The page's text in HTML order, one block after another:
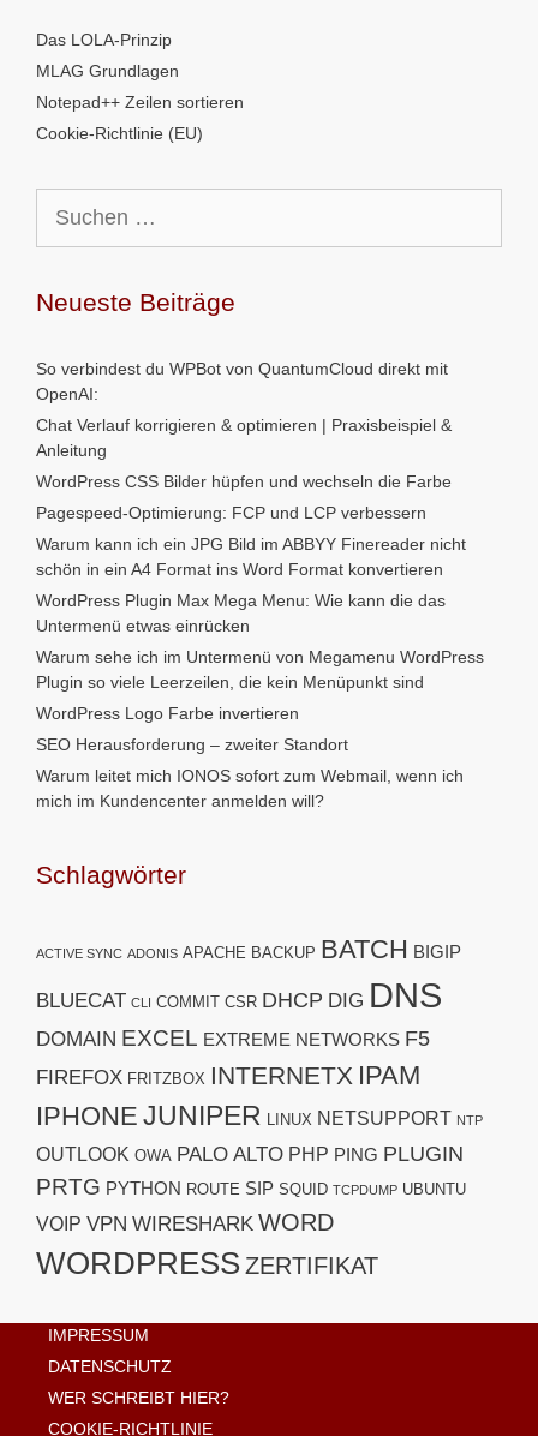
Das LOLA-Prinzip
MLAG Grundlagen
Notepad++ Zeilen sortieren
Cookie-Richtlinie (EU)
nach:
Neueste Beiträge
So verbindest du WPBot von QuantumCloud direkt mit
OpenAI:
Chat Verlauf korrigieren & optimieren | Praxisbeispiel &
Anleitung
WordPress CSS Bilder hüpfen und wechseln die Farbe
Pagespeed-Optimierung: FCP und LCP verbessern
Warum kann ich ein JPG Bild im ABBYY Finereader nicht
schön in ein A4 Format ins Word Format konvertieren
WordPress Plugin Max Mega Menu: Wie kann die das
Untermenü etwas einrücken
Warum sehe ich im Untermenü von Megamenu WordPress
Plugin so viele Leerzeilen, die kein Menüpunkt sind
WordPress Logo Farbe invertieren
SEO Herausforderung – zweiter Standort
Warum leitet mich IONOS sofort zum Webmail, wenn ich
mich im Kundencenter anmelden will?
Schlagwörter
ACTIVE SYNC ADONIS APACHE BACKUP BATCH BIGIP
BLUECAT CLI COMMIT CSR DHCP DIG DNS
DOMAIN EXCEL EXTREME NETWORKS F5
FIREFOX FRITZBOX INTERNETX IPAM
IPHONE JUNIPER LINUX NETSUPPORT NTP
OUTLOOK OWA PALO ALTO PHP PING PLUGIN
PRTG PYTHON ROUTE SIP SQUID TCPDUMP UBUNTU
VOIP VPN WIRESHARK WORD
WORDPRESSZERTIFIKAT
IMPRESSUM
DATENSCHUTZ
WER SCHREIBT HIER?
COOKIE-RICHTLINIE